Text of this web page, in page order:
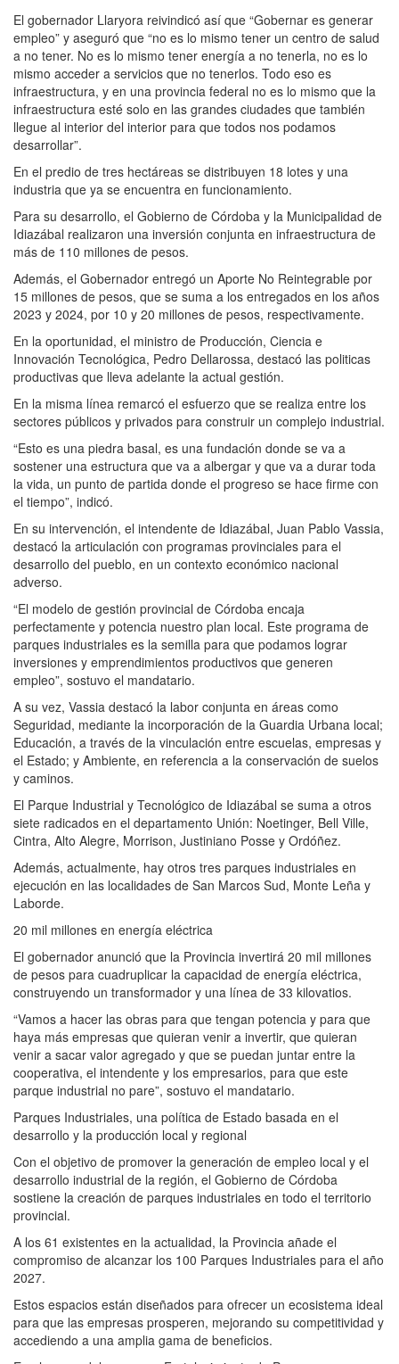
El gobernador Llaryora reivindicó así que “Gobernar es generar
empleo” y aseguró que “no es lo mismo tener un centro de salud
a no tener. No es lo mismo tener energía a no tenerla, no es lo
mismo acceder a servicios que no tenerlos. Todo eso es
infraestructura, y en una provincia federal no es lo mismo que la
infraestructura esté solo en las grandes ciudades que también
llegue al interior del interior para que todos nos podamos
desarrollar”.
En el predio de tres hectáreas se distribuyen 18 lotes y una
industria que ya se encuentra en funcionamiento.
Para su desarrollo, el Gobierno de Córdoba y la Municipalidad de
Idiazábal realizaron una inversión conjunta en infraestructura de
más de 110 millones de pesos.
Además, el Gobernador entregó un Aporte No Reintegrable por
15 millones de pesos, que se suma a los entregados en los años
2023 y 2024, por 10 y 20 millones de pesos, respectivamente.
En la oportunidad, el ministro de Producción, Ciencia e
Innovación Tecnológica, Pedro Dellarossa, destacó las politicas
productivas que lleva adelante la actual gestión.
En la misma línea remarcó el esfuerzo que se realiza entre los
sectores públicos y privados para construir un complejo industrial.
“Esto es una piedra basal, es una fundación donde se va a
sostener una estructura que va a albergar y que va a durar toda
la vida, un punto de partida donde el progreso se hace firme con
el tiempo”, indicó.
En su intervención, el intendente de Idiazábal, Juan Pablo Vassia,
destacó la articulación con programas provinciales para el
desarrollo del pueblo, en un contexto económico nacional
adverso.
“El modelo de gestión provincial de Córdoba encaja
perfectamente y potencia nuestro plan local. Este programa de
parques industriales es la semilla para que podamos lograr
inversiones y emprendimientos productivos que generen
empleo”, sostuvo el mandatario.
A su vez, Vassia destacó la labor conjunta en áreas como
Seguridad, mediante la incorporación de la Guardia Urbana local;
Educación, a través de la vinculación entre escuelas, empresas y
el Estado; y Ambiente, en referencia a la conservación de suelos
y caminos.
El Parque Industrial y Tecnológico de Idiazábal se suma a otros
siete radicados en el departamento Unión: Noetinger, Bell Ville,
Cintra, Alto Alegre, Morrison, Justiniano Posse y Ordóñez.
Además, actualmente, hay otros tres parques industriales en
ejecución en las localidades de San Marcos Sud, Monte Leña y
Laborde.
20 mil millones en energía eléctrica
El gobernador anunció que la Provincia invertirá 20 mil millones
de pesos para cuadruplicar la capacidad de energía eléctrica,
construyendo un transformador y una línea de 33 kilovatios.
“Vamos a hacer las obras para que tengan potencia y para que
haya más empresas que quieran venir a invertir, que quieran
venir a sacar valor agregado y que se puedan juntar entre la
cooperativa, el intendente y los empresarios, para que este
parque industrial no pare”, sostuvo el mandatario.
Parques Industriales, una política de Estado basada en el
desarrollo y la producción local y regional
Con el objetivo de promover la generación de empleo local y el
desarrollo industrial de la región, el Gobierno de Córdoba
sostiene la creación de parques industriales en todo el territorio
provincial.
A los 61 existentes en la actualidad, la Provincia añade el
compromiso de alcanzar los 100 Parques Industriales para el año
2027.
Estos espacios están diseñados para ofrecer un ecosistema ideal
para que las empresas prosperen, mejorando su competitividad y
accediendo a una amplia gama de beneficios.